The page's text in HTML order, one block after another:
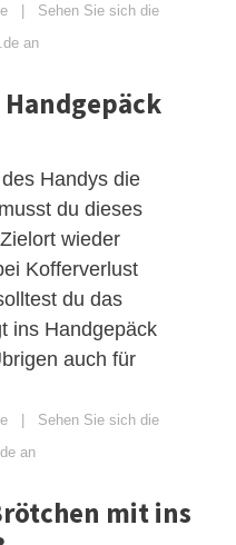
| Sehen Sie sich die
an
Handys die
du dieses
wieder
Kofferverlust
du das
ins Handgepäck
auch für
| Sehen Sie sich die
an
mit ins